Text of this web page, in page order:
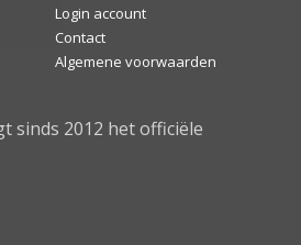
Login account
Contact
Algemene voorwaarden
sinds 2012 het officiële